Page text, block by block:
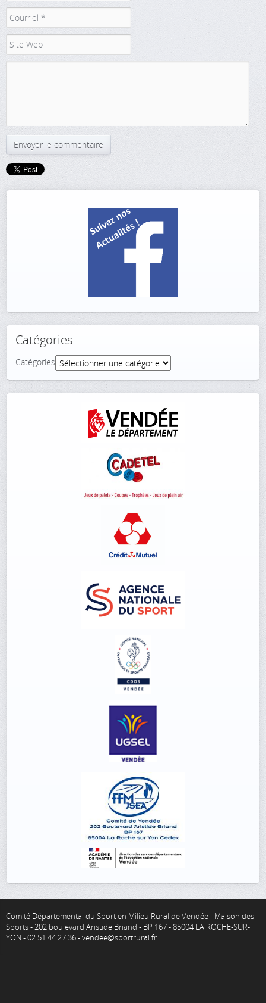
Catégories
Catégories
Comité Départemental du Sport en Milieu Rural de Vendée - Maison des
Sports - 202 boulevard Aristide Briand - BP 167 - 85004 LA ROCHE-SUR-
YON - 02 51 44 27 36 - vendee@sportrural.fr